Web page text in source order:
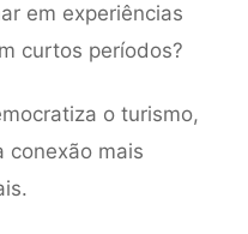
em experiências
curtos períodos?
o turismo,
conexão mais